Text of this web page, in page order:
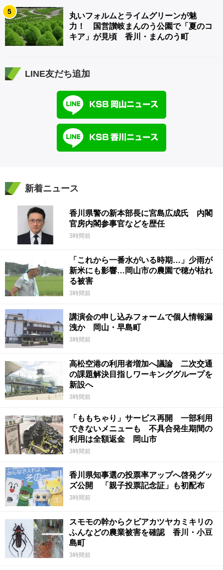
5
丸いフォルムとライムグリーンが魅
力！ 国営讃岐まんのう公園で「夏のコ
キア」が見頃 香川・まんのう町
LINE友だち追加
新着ニュース
香川県警の新本部長に宮島広成氏 内閣
官房内閣参事官などを歴任
3時間前
「これから一番水がいる時期…」少雨が
新米にも影響…岡山市の農園で穂が枯れ
る被害
3時間前
講演会の申し込みフォームで個人情報漏
洩か 岡山・早島町
3時間前
高松空港の利用者増加へ議論 二次交通
の課題解決目指しワーキンググループを
新設へ
3時間前
「ももちゃり」サービス再開 一部利用
できないメニューも 不具合発生期間の
利用は全額返金 岡山市
3時間前
香川県知事選の投票率アップへ啓発グッ
ズ公開 「親子投票記念証」も初配布
3時間前
スモモの幹からクビアカツヤカミキリの
ふんなどの農業被害を確認 香川・小豆
島町
3時間前